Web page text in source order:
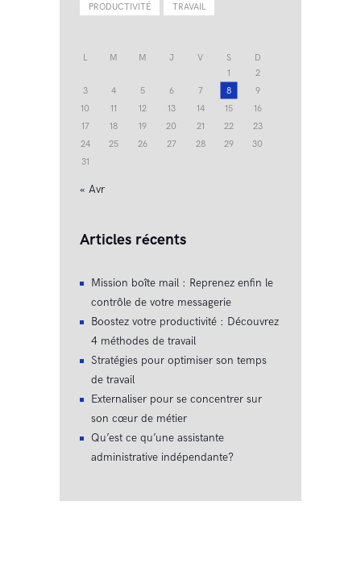
PRODUCTIVITÉ TRAVAIL
L M M J V S
D
1
2
3
4 5 6 7 8
9
10
11 12 13 14 15
16
17
18 19 20 21 22
23
24
25 26 27 28 29
30
31
« Avr
Articles récents
Mission boîte mail : Reprenez enfin le
contrôle de votre messagerie
Boostez votre productivité : Découvrez
4 méthodes de travail
Stratégies pour optimiser son temps
de travail
Externaliser pour se concentrer sur
son cœur de métier
Qu’est ce qu’une assistante
administrative indépendante?